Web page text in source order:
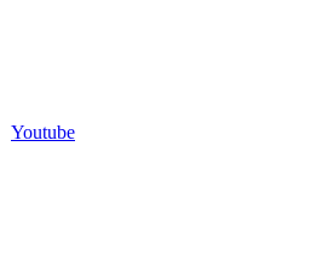
Youtube